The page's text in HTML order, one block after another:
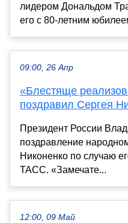
лидером Дональдом
его с 80-летним
09:00, 26 Апр
«Блестяще
поздравил Сергея
Президент России
поздравление
Никоненко по случаю
ТАСС. «Замечате...
12:00, 09 Май